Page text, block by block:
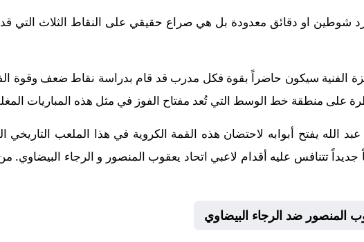
شوطين او دقائق معدودة بل هي صراع حقيقي على النقاط الثلاث التي
الفنية سيكون حاضراً بقوة فكل مدرب قد قام بدراسة نقاط ضعف
على منطقة خط الوسط التي تُعد مفتاح الفوز في مثل هذه المباريات
الله يفتح أبوابه لاحتضان هذه القمة الكروية في هذا الملعب التاريخي
تتنافس عليه أقدام لاعبي اتحاد يعقوب المنصور و الرجاء البيضاوي.
المنصور ضد الرجاء البيضاوي